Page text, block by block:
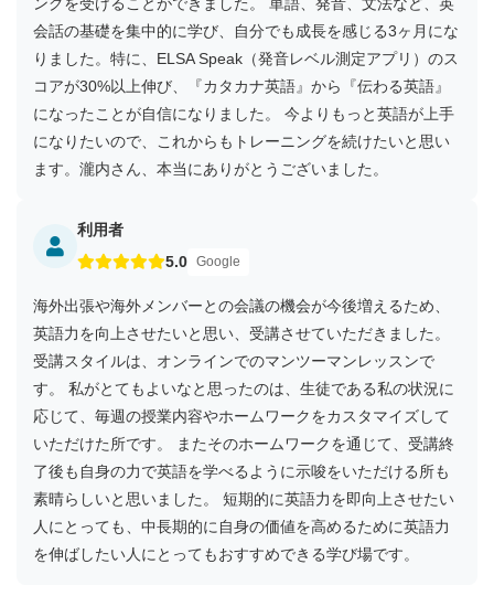
ングを受けることができました。 単語、発音、文法など、英
会話の基礎を集中的に学び、自分でも成長を感じる3ヶ月にな
りました。特に、ELSA Speak（発音レベル測定アプリ）のス
コアが30%以上伸び、『カタカナ英語』から『伝わる英語』
になったことが自信になりました。 今よりもっと英語が上手
になりたいので、これからもトレーニングを続けたいと思い
ます。瀧内さん、本当にありがとうございました。
利用者
5.0 Google
海外出張や海外メンバーとの会議の機会が今後増えるため、
英語力を向上させたいと思い、受講させていただきました。
受講スタイルは、オンラインでのマンツーマンレッスンで
す。 私がとてもよいなと思ったのは、生徒である私の状況に
応じて、毎週の授業内容やホームワークをカスタマイズして
いただけた所です。 またそのホームワークを通じて、受講終
了後も自身の力で英語を学べるように示唆をいただける所も
素晴らしいと思いました。 短期的に英語力を即向上させたい
人にとっても、中長期的に自身の価値を高めるために英語力
を伸ばしたい人にとってもおすすめできる学び場です。